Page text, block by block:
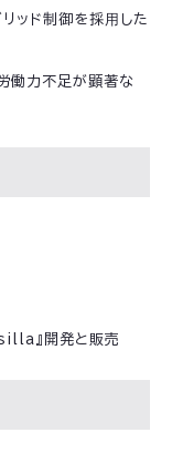
ッド制御を採⽤した
働力不足が顕著な
』開発と販売